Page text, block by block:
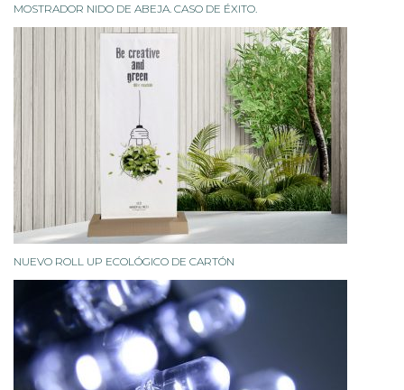
MOSTRADOR NIDO DE ABEJA. CASO DE ÉXITO.
NUEVO ROLL UP ECOLÓGICO DE CARTÓN